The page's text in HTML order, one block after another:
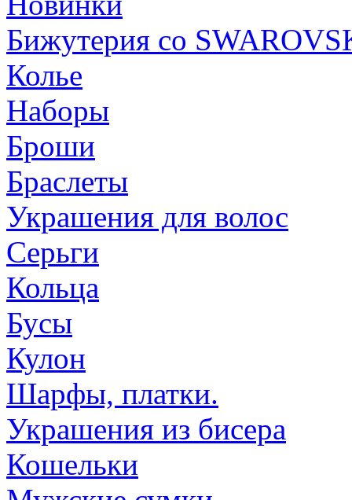
Бижутерия со
Колье
Наборы
Броши
Браслеты
Украшения для волос
Серьги
Кольца
Бусы
Кулон
Шарфы, платки.
Украшения из бисера
Кошельки